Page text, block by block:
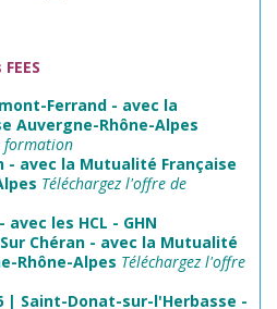
Ferrand - avec la
Auvergne-Rhône-Alpes
formation
- avec la Mutualité Française
Téléchargez l'offre de
avec les HCL - GHN
Chéran - avec la Mutualité
Rhône-Alpes Téléchargez l'offre
| Saint-Donat-sur-l'Herbasse -